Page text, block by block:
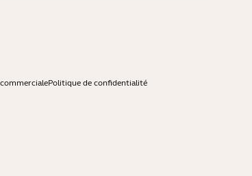
Politique de confidentialité